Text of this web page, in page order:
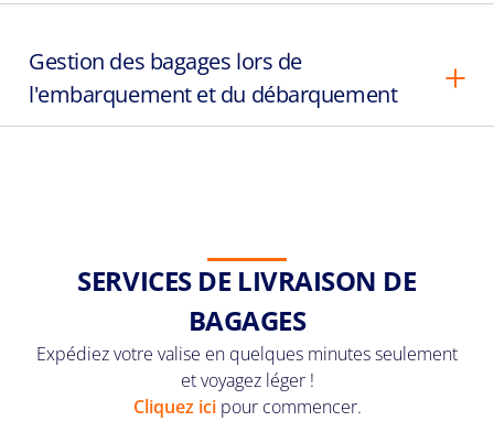
Gestion des bagages lors de
l'embarquement et du débarquement
SERVICES DE LIVRAISON DE
BAGAGES
Expédiez votre valise en quelques minutes seulement
et voyagez léger !
Cliquez icipour commencer.